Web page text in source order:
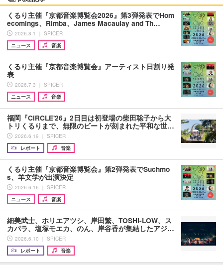
くるり主催『京都音楽博覧会2026』第3弾発表でHom
ecomings、Rimba、James Macaulay and Th…
2026.8.1 ｜ SPICER
ニュース
音楽
くるり主催『京都音楽博覧会』アーティスト日割り発
表
2026.7.3 ｜ SPICER
ニュース
音楽
福岡『CIRCLE'26』2日目は初登場の柴田聡子から大
トリくるりまで、無限のビートが刻まれた平和な世…
2026.6.19 ｜ SPICER
レポート
音楽
くるり主催『京都音楽博覧会』第2弾発表でSuchmo
s、羊文学が出演決定
2026.6.16 ｜ SPICER
ニュース
音楽
細美武士、ホリエアツシ、岸田繁、TOSHI-LOW、ス
カパラ、塩塚モエカ、のん、岸谷香が集結したアジ…
2026.6.10 ｜ SPICER
レポート
音楽